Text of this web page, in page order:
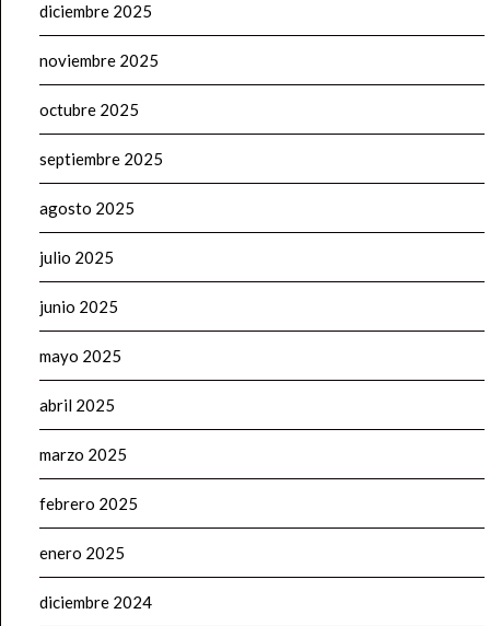
diciembre 2025
noviembre 2025
octubre 2025
septiembre 2025
agosto 2025
julio 2025
junio 2025
mayo 2025
abril 2025
marzo 2025
febrero 2025
enero 2025
diciembre 2024